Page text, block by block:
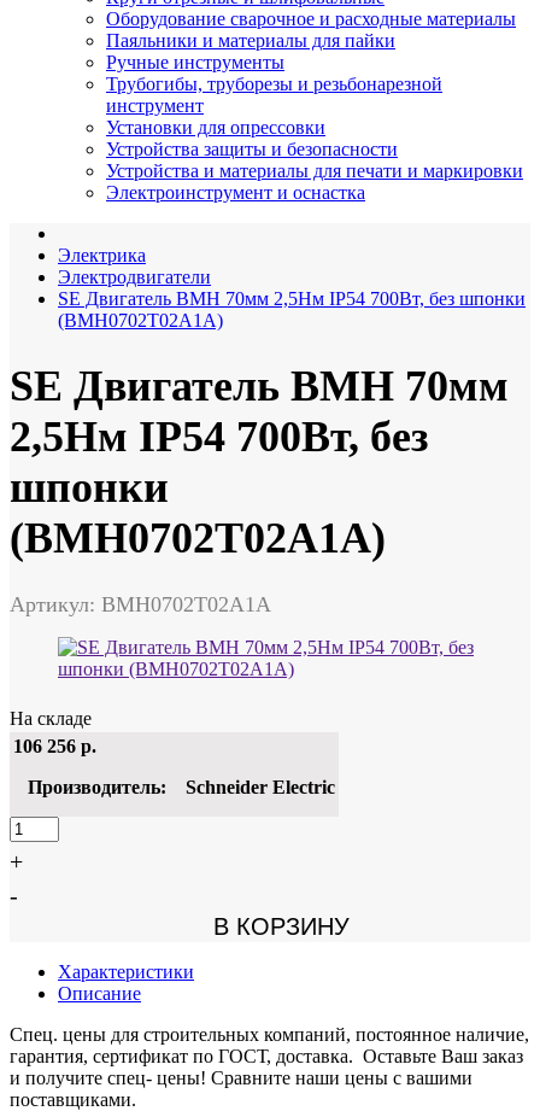
Оборудование сварочное и расходные материалы
Паяльники и материалы для пайки
Ручные инструменты
Трубогибы, труборезы и резьбонарезной
инструмент
Установки для опрессовки
Устройства защиты и безопасности
Устройства и материалы для печати и маркировки
Электроинструмент и оснастка
Электрика
Электродвигатели
SE Двигатель BMH 70мм 2,5Нм IP54 700Вт, без шпонки
(BMH0702T02A1A)
SE Двигатель BMH 70мм
2,5Нм IP54 700Вт, без
шпонки
(BMH0702T02A1A)
Артикул: BMH0702T02A1A
На складе
106 256 р.
Производитель:
Schneider Electric
+
-
В КОРЗИНУ
Характеристики
Описание
Спец. цены для строительных компаний, постоянное наличие,
гарантия, сертификат по ГОСТ, доставка. Оставьте Ваш заказ
и получите спец- цены! Сравните наши цены с вашими
поставщиками.